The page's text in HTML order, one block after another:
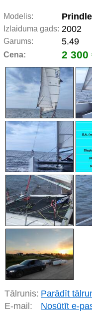
Modelis:
Izlaiduma gads: 2002
Garums: 5.49
Cena: 2 300
Tālrunis: Parādīt
E-mail:
Nosūtīt e-